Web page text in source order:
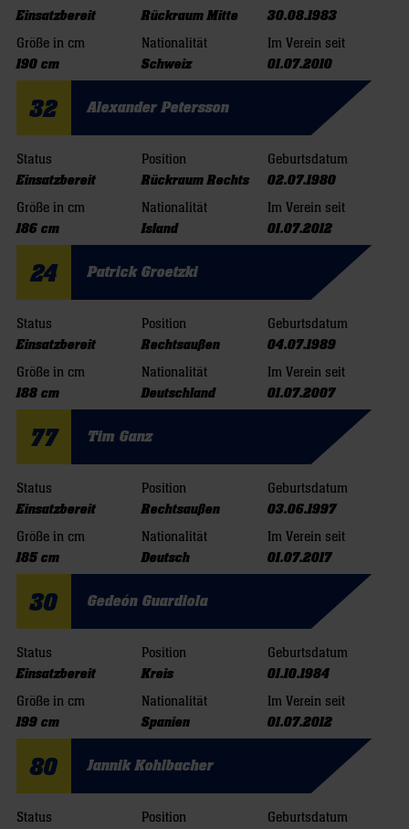
Einsatzbereit
Rückraum Mitte
30.08.1983
Größe in cm
190 cm
Nationalität
Schweiz
Im Verein seit
01.07.2010
32 Alexander Petersson
Status
Einsatzbereit
Position
Rückraum Rechts
Geburtsdatum
02.07.1980
Größe in cm
186 cm
Nationalität
Island
Im Verein seit
01.07.2012
24 Patrick Groetzki
Status
Einsatzbereit
Position
Rechtsaußen
Geburtsdatum
04.07.1989
Größe in cm
188 cm
Nationalität
Deutschland
Im Verein seit
01.07.2007
77 Tim Ganz
Status
Einsatzbereit
Position
Rechtsaußen
Geburtsdatum
03.06.1997
Größe in cm
185 cm
Nationalität
Deutsch
Im Verein seit
01.07.2017
30 Gedeón Guardiola
Status
Einsatzbereit
Position
Kreis
Geburtsdatum
01.10.1984
Größe in cm
199 cm
Nationalität
Spanien
Im Verein seit
01.07.2012
80 Jannik Kohlbacher
Status
Position
Geburtsdatum